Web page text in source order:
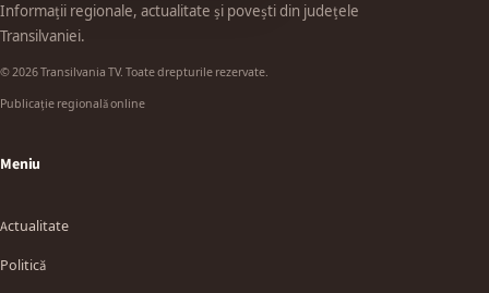
Informații regionale, actualitate și povești din județele
Transilvaniei.
© 2026 Transilvania TV. Toate drepturile rezervate.
Publicație regională online
Meniu
Actualitate
Politică